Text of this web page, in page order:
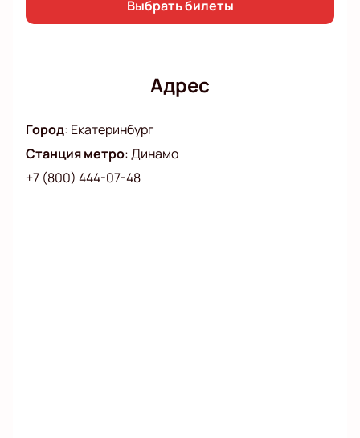
Выбрать билеты
Адрес
Город: Екатеринбург
Станция метро:Динамо
+7 (800) 444-07-48